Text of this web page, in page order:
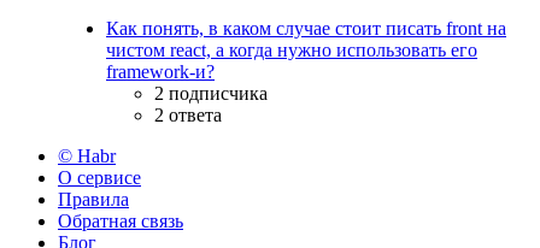
Как понять, в каком случае стоит писать front на
чистом react, а когда нужно использовать его
framework-и?
2 подписчика
2 ответа
© Habr
О сервисе
Правила
Обратная связь
Блог